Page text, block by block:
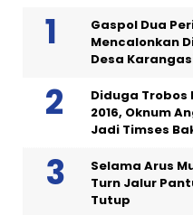
Gaspol Dua
Mencalonkan
Desa
Diduga Trobos
2016, Oknum
Jadi Timses
Selama Arus
Turn Jalur
Tutup